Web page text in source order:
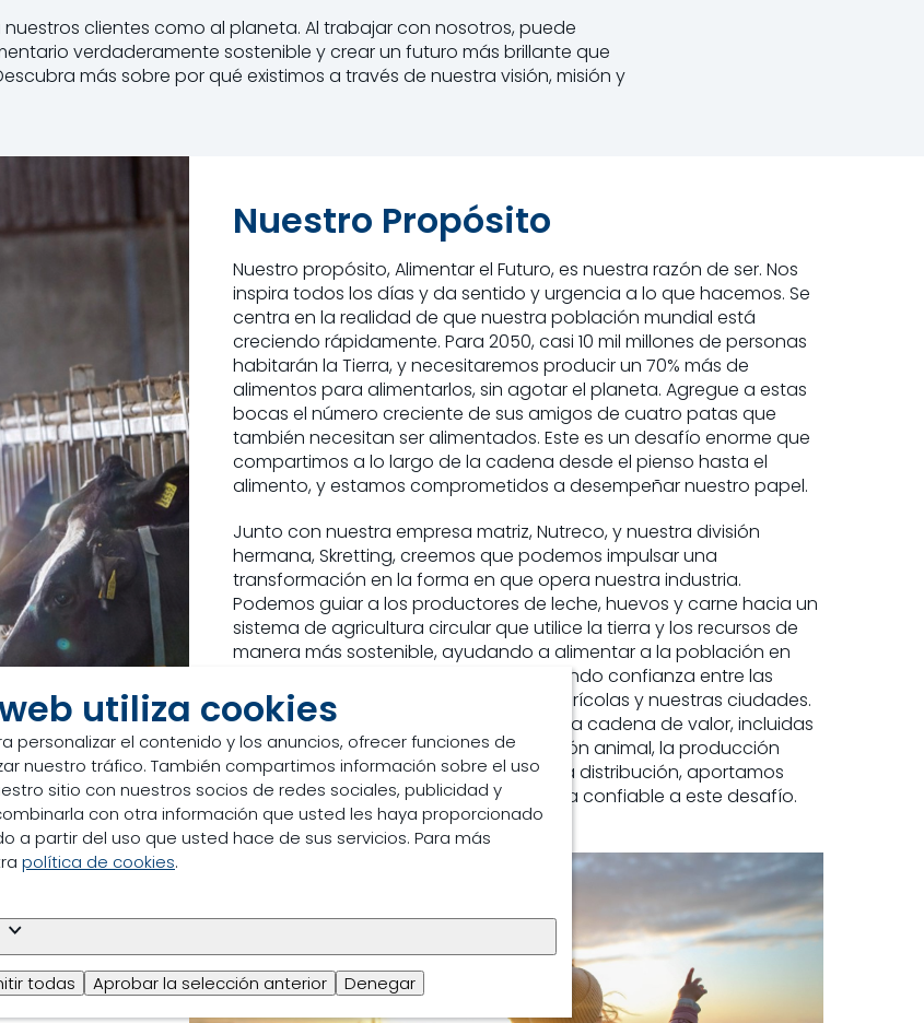
utiliza cookies
personalizar el contenido y los anuncios, ofrecer funciones de
nuestro tráfico. También compartimos información sobre el uso
sitio con nuestros socios de redes sociales, publicidad y
con otra información que usted les haya proporcionado
a partir del uso que usted hace de sus servicios. Para más
política de cookies.
todas Aprobar la selección anterior Denegar
clientes como al planeta. Al trabajar con nosotros, puede
verdaderamente sostenible y crear un futuro más brillante que
más sobre por qué existimos a través de nuestra visión, misión y
Nuestro Propósito
Nuestro propósito, Alimentar el Futuro, es nuestra razón de ser. Nos
inspira todos los días y da sentido y urgencia a lo que hacemos. Se
centra en la realidad de que nuestra población mundial está
creciendo rápidamente. Para 2050, casi 10 mil millones de personas
habitarán la Tierra, y necesitaremos producir un 70% más de
alimentos para alimentarlos, sin agotar el planeta. Agregue a estas
bocas el número creciente de sus amigos de cuatro patas que
también necesitan ser alimentados. Este es un desafío enorme que
compartimos a lo largo de la cadena desde el pienso hasta el
alimento, y estamos comprometidos a desempeñar nuestro papel.
Junto con nuestra empresa matriz, Nutreco, y nuestra división
hermana, Skretting, creemos que podemos impulsar una
transformación en la forma en que opera nuestra industria.
Podemos guiar a los productores de leche, huevos y carne hacia un
sistema de agricultura circular que utilice la tierra y los recursos de
manera más sostenible, ayudando a alimentar a la población en
crecimiento y, al mismo tiempo, generando confianza entre las
personas de nuestras comunidades agrícolas y nuestras ciudades.
Con presencia en todas las etapas de la cadena de valor, incluidas
las operaciones centradas en la nutrición animal, la producción
animal sostenible, el procesamiento y la distribución, aportamos
conocimientos únicos y una experiencia confiable a este desafío.